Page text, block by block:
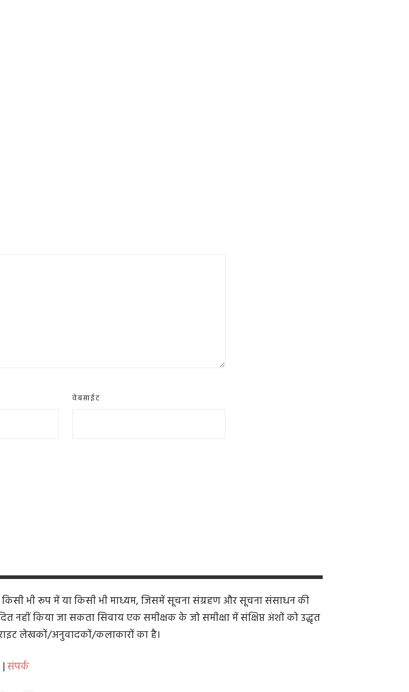
वेबसाईट
किसी भी रूप में या किसी भी माध्यम, जिसमें सूचना संग्रहण और सूचना संसाधन की
नहीं किया जा सकता सिवाय एक समीक्षक के जो समीक्षा में संक्षिप्त अंशों को उद्धृत
लेखकों/अनुवादकों/कलाकारों का है।
|संपर्क